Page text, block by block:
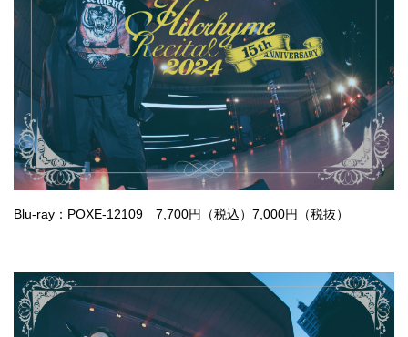
Blu-ray：POXE-12109 7,700円（税込）7,000円（税抜）